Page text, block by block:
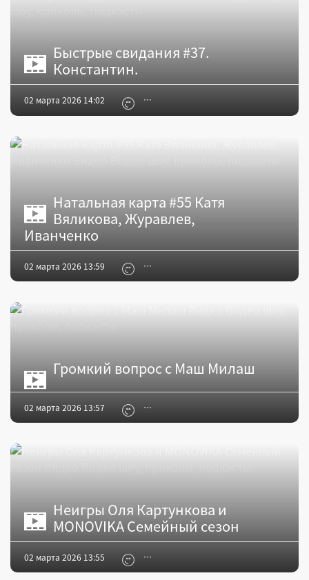
Быстрые свидания #37.
Константин.
02 марта 2026 14:02
Натальная карта #55 Катя
Вяликова, Журавлев,
Иванченко
02 марта 2026 13:59
Громкий вопрос с Маш Милаш
02 марта 2026 13:57
Неигры Оля Картункова и
MONOVIKA Семейный сезон
02 марта 2026 13:55